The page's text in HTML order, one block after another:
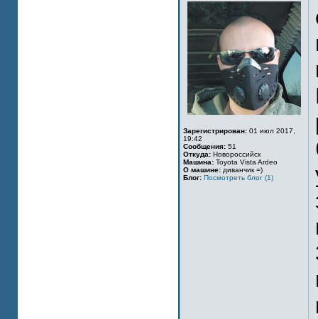
Зарегистрирован: 01 июл 2017,
19:42
Сообщения: 51
Откуда: Новороссийск
Машина: Toyota Vista Ardeo
О машине: диванчик =)
Блог: Посмотреть блог (1)